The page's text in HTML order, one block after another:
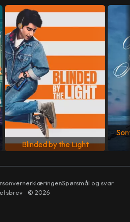
Blinded by the Light
Spørsmål og svar
© 2026